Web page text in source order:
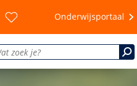
Onderwijsportaal